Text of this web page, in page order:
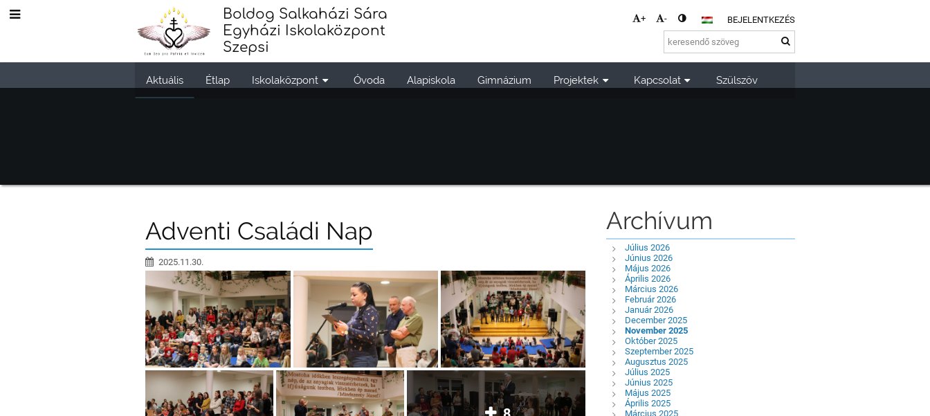
Boldog Salkaházi Sára
Egyházi Iskolaközpont
Szepsi
+ - BEJELENTKEZÉS
Aktuális Étlap Iskolaközpont Óvoda Alapiskola Gimnázium Projektek Kapcsolat Szülszöv
{#1014}
Adventi Családi Nap
2025.11.30.
Archívum
Július 2026
Június 2026
Május 2026
Április 2026
Március 2026
Február 2026
Január 2026
December 2025
November 2025
Október 2025
Szeptember 2025
Augusztus 2025
Július 2025
Június 2025
Május 2025
Április 2025
Március 2025